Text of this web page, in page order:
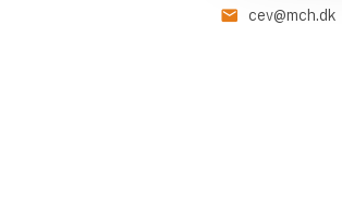
mail cev@mch.dk